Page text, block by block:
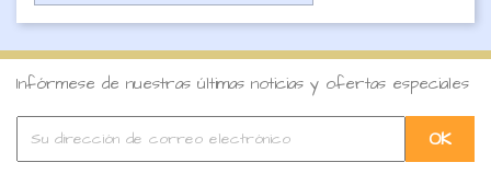
Infórmese de nuestras últimas noticias y ofertas especiales